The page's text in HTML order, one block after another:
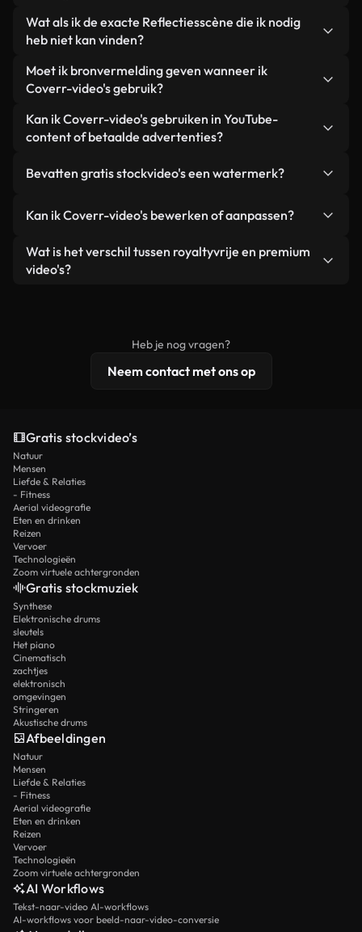
video's. Elke video is duidelijk gelabeld, zodat je
altijd weet wat je gebruikt.
Niet als u voor onze geoptimaliseerde versies
kiest. Wij bieden lichtgewicht, webklare formaten
achtergrond. Zo blijft de kwaliteit hoog, worden de
laadtijden geminimaliseerd en worden
statistieken zoals LCP verbeterd.
Wat als ik de exacte Reflectiesscène die ik nodig
heb niet kan vinden?
Met Coverr AI Studio maak je direct een video.
Beschrijf de scène – bijvoorbeeld "Reflecties bij
enkele seconden een gepersonaliseerde video die
voldoet aan onze licentievoorwaarden.
Moet ik bronvermelding geven wanneer ik
Coverr-video's gebruik?
Naamsvermelding is niet vereist. Alle video's in
onze stockbibliotheek zijn royaltyvrij en kunnen
hoewel dit altijd op prijs wordt gesteld.
Kan ik Coverr-video's gebruiken in YouTube-
content of betaalde advertenties?
gebruikt in YouTube-video's met advertentie-
advertenties van klanten, zolang je de beelden
een losstaand product.
Bevatten gratis stockvideo's een watermerk?
zijn of door AI gegenereerd – bevat watermerken.
Je krijgt schoon, direct bruikbaar beeldmateriaal.
Kan ik Coverr-video's bewerken of aanpassen?
Ja. Je mag onze video's inkorten, bijsnijden of
remixen. Zorg er wel voor dat het eindproduct
Wat is het verschil tussen royaltyvrije en premium
video's?
licentiebescherming omvat.
Heb je nog vragen?
Neem contact met ons op
Gratis stockvideo’s
Natuur
Mensen
Liefde & Relaties
- Fitness
Aerial videografie
Eten en drinken
Reizen
Vervoer
Technologieën
Zoom virtuele achtergronden
Gratis stockmuziek
Synthese
Elektronische drums
sleutels
Het piano
Cinematisch
zachtjes
elektronisch
omgevingen
Stringeren
Akustische drums
Afbeeldingen
Natuur
Mensen
Liefde & Relaties
- Fitness
Aerial videografie
Eten en drinken
Reizen
Vervoer
Technologieën
Zoom virtuele achtergronden
AI Workflows
Tekst-naar-video AI-workflows
AI-workflows voor beeld-naar-video-conversie